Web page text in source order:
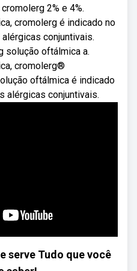
2% e 4%.
cromolerg é indicado no
conjuntivais.
solução oftálmica a.
cromolerg®
oftálmica é indicado
alérgicas conjuntivais.
serve Tudo que você